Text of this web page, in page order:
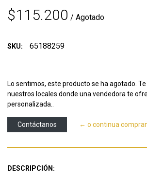
$115.200 / Agotado
SKU: 65188259
Lo sentimos, este producto se ha agotado.
nuestros locales donde una vendedora te
personalizada..
Contáctanos ← o continua
DESCRIPCIÓN: